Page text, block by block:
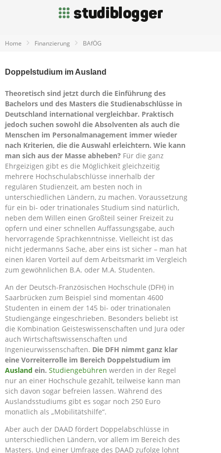
Home Finanzierung BAfÖG
Doppelstudium im Ausland
Theoretisch sind jetzt durch die Einführung des
Bachelors und des Masters die Studienabschlüsse in
Deutschland international vergleichbar. Praktisch
jedoch suchen sowohl die Absolventen als auch die
Menschen im Personalmanagement immer wieder
nach Kriterien, die die Auswahl erleichtern. Wie kann
man sich aus der Masse abheben? Für die ganz
Ehrgeizigen gibt es die Möglichkeit gleichzeitig
mehrere Hochschulabschlüsse innerhalb der
regulären Studienzeit, am besten noch in
unterschiedlichen Ländern, zu machen. Voraussetzung
für ein bi- oder trinationales Studium sind natürlich,
neben dem Willen einen Großteil seiner Freizeit zu
opfern und einer schnellen Auffassungsgabe, auch
hervorragende Sprachkenntnisse. Vielleicht ist das
nicht jedermanns Sache, aber eins ist sicher – man hat
einen klaren Vorteil auf dem Arbeitsmarkt im Vergleich
zum gewöhnlichen B.A. oder M.A. Studenten.
An der Deutsch-Französischen Hochschule (DFH) in
Saarbrücken zum Beispiel sind momentan 4600
Studenten in einem der 145 bi- oder trinationalen
Studiengänge eingeschrieben. Besonders beliebt ist
die Kombination Geisteswissenschaften und Jura oder
auch Wirtschaftswissenschaften und
Ingenieurwissenschaften. Die DFH nimmt ganz klar
eine Vorreiterrolle im Bereich Doppelstudium im
Ausland ein. Studiengebühren werden in der Regel
nur an einer Hochschule gezahlt, teilweise kann man
sich davon sogar befreien lassen. Während des
Auslandsstudiums gibt es sogar noch 250 Euro
monatlich als „Mobilitätshilfe“.
Aber auch der DAAD fördert Doppelabschlüsse in
unterschiedlichen Ländern, vor allem im Bereich des
Masters. Und einer Umfrage des DAAD zufolge lohnt